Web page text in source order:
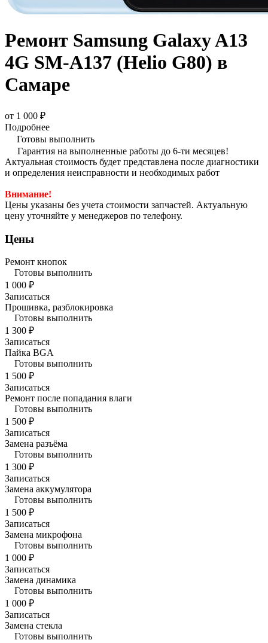
Ремонт Samsung Galaxy A13
4G SM-A137 (Helio G80) в
Самаре
от 1 000 ₽
Подробнее
Готовы выполнить
Гарантия на выполненные работы до 6-ти месяцев!
Актуальная стоимость будет представлена после диагностики
и определения неисправности и необходимых работ
Внимание!
Цены указаны без учета стоимости запчастей. Актуальную
цену уточняйте у менеджеров по телефону.
Цены
Ремонт кнопок
Готовы выполнить
1 000 ₽
Записаться
Прошивка, разблокировка
Готовы выполнить
1 300 ₽
Записаться
Пайка BGA
Готовы выполнить
1 500 ₽
Записаться
Ремонт после попадания влаги
Готовы выполнить
1 500 ₽
Записаться
Замена разъёма
Готовы выполнить
1 300 ₽
Записаться
Замена аккумулятора
Готовы выполнить
1 500 ₽
Записаться
Замена микрофона
Готовы выполнить
1 000 ₽
Записаться
Замена динамика
Готовы выполнить
1 000 ₽
Записаться
Замена стекла
Готовы выполнить